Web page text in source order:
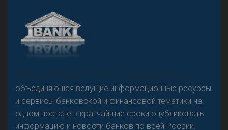
«Н
овости Банков России» – группа компаний,
объединяющая ведущие информационные ресурсы
и сервисы банковской и финансовой тематики на
одном портале в кратчайшие сроки опубликовать
информацию и новости банков по всей России.